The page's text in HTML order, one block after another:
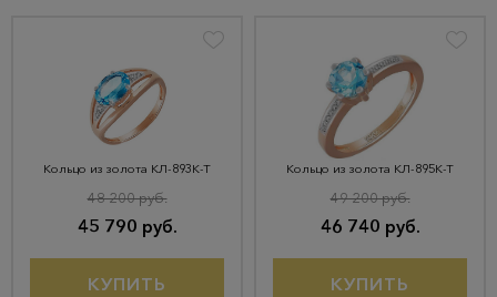
Кольцо из золота КЛ-893К-Т
45 790 руб.
48 200 руб.
КУПИТЬ
Кольцо из золота КЛ-895К-Т
46 740 руб.
49 200 руб.
КУПИТЬ